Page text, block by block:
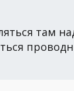
там